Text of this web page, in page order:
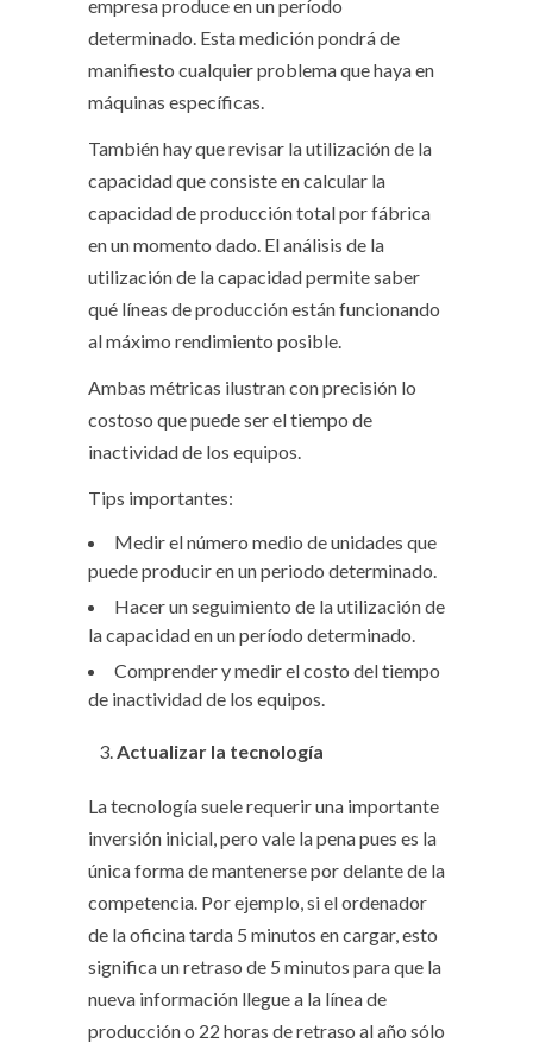
empresa produce en un período
determinado. Esta medición pondrá de
manifiesto cualquier problema que haya en
máquinas específicas.
También hay que revisar la utilización de la
capacidad que consiste en calcular la
capacidad de producción total por fábrica
en un momento dado. El análisis de la
utilización de la capacidad permite saber
qué líneas de producción están funcionando
al máximo rendimiento posible.
Ambas métricas ilustran con precisión lo
costoso que puede ser el tiempo de
inactividad de los equipos.
Tips importantes:
Medir el número medio de unidades que
puede producir en un periodo determinado.
Hacer un seguimiento de la utilización de
la capacidad en un período determinado.
Comprender y medir el costo del tiempo
de inactividad de los equipos.
Actualizar la tecnología
La tecnología suele requerir una importante
inversión inicial, pero vale la pena pues es la
única forma de mantenerse por delante de la
competencia. Por ejemplo, si el ordenador
de la oficina tarda 5 minutos en cargar, esto
significa un retraso de 5 minutos para que la
nueva información llegue a la línea de
producción o 22 horas de retraso al año sólo